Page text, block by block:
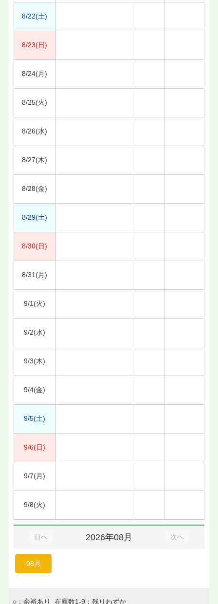
8/22(土)
8/23(日)
8/24(月)
8/25(火)
8/26(水)
8/27(木)
8/28(金)
8/29(土)
8/30(日)
8/31(月)
9/1(火)
9/2(水)
9/3(木)
9/4(金)
9/5(土)
9/6(日)
9/7(月)
9/8(火)
前へ 2026年08月 次へ
08月
○：余裕あり 在庫数1-9：残りわずか